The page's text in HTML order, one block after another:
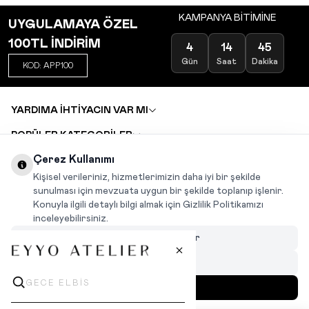
UYGULAMAYA ÖZEL
100TL İNDİRİM
KOD: APP100
KAMPANYA BİTİMİNE
4
Gün
14
Saat
45
Dakika
YARDIMA İHTİYACIN VAR MI
POPÜLER KATEGORİLER
DEĞİŞİM VE İADE TALEBİ
KARIYER
INSTAGRAM
Çerez Kullanımı
Kişisel verileriniz, hizmetlerimizin daha iyi bir şekilde
sunulması için mevzuata uygun bir şekilde toplanıp işlenir.
Konuyla ilgili detaylı bilgi almak için Gizlilik Politikamızı
inceleyebilirsiniz.
Çerezleri Özelleştir